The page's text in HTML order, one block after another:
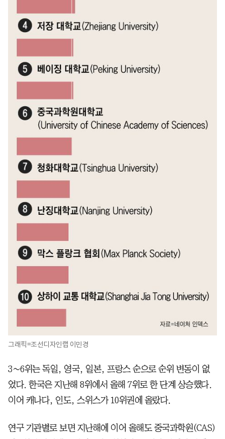
그래픽=조선디자인랩 이민경
3∼6위는 독일, 영국, 일본, 프랑스 순으로 순위 변동이 없
었다. 한국은 지난해 8위에서 올해 7위로 한 단계 상승했다.
이어 캐나다, 인도, 스위스가 10위권에 올랐다.
연구 기관별로 보면 지난해에 이어 올해도 중국과학원(CAS)